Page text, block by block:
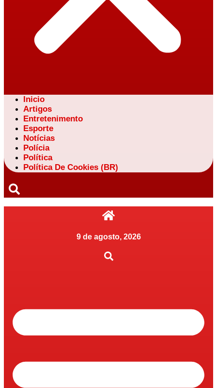
Inicio
Artigos
Entretenimento
Esporte
Notícias
Polícia
Política
Política De Cookies (BR)
9 de agosto, 2026